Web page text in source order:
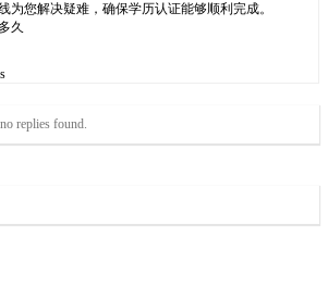
为您解决疑难，确保学历认证能够顺利完成。
久
replies found.